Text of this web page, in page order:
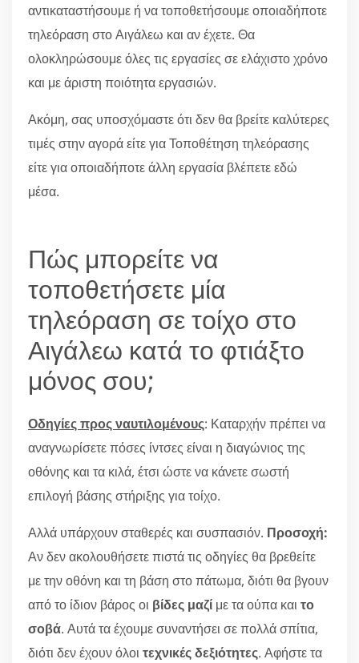
αντικαταστήσουμε ή να τοποθετήσουμε οποιαδήποτε
τηλεόραση στο Αιγάλεω και αν έχετε. Θα
ολοκληρώσουμε όλες τις εργασίες σε ελάχιστο χρόνο
και με άριστη ποιότητα εργασιών.
Ακόμη, σας υποσχόμαστε ότι δεν θα βρείτε καλύτερες
τιμές στην αγορά είτε για Τοποθέτηση τηλεόρασης
είτε για οποιαδήποτε άλλη εργασία βλέπετε εδώ
μέσα.
Πώς μπορείτε να
τοποθετήσετε μία
τηλεόραση σε τοίχο στο
Αιγάλεω κατά το φτιάξτο
μόνος σου;
Οδηγίες προς ναυτιλομένους: Καταρχήν πρέπει να
αναγνωρίσετε πόσες ίντσες είναι η διαγώνιος της
οθόνης και τα κιλά, έτσι ώστε να κάνετε σωστή
επιλογή βάσης στήριξης για τοίχο.
Αλλά υπάρχουν σταθερές και συσπασιόν. Προσοχή:
Αν δεν ακολουθήσετε πιστά τις οδηγίες θα βρεθείτε
με την οθόνη και τη βάση στο πάτωμα, διότι θα βγουν
από το ίδιον βάρος οι βίδες μαζί με τα ούπα και το
σοβά. Αυτά τα έχουμε συναντήσει σε πολλά σπίτια,
διότι δεν έχουν όλοι τεχνικές δεξιότητες. Αφήστε τα